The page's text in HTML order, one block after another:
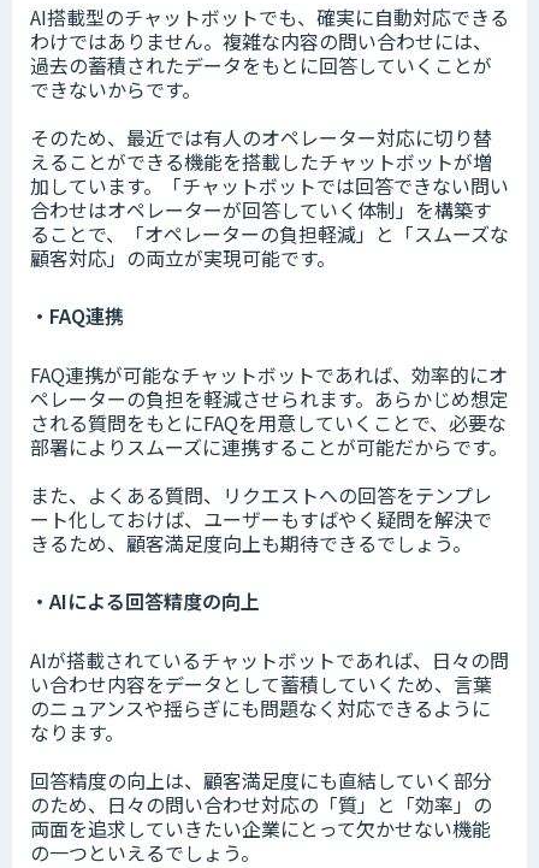
AI搭載型のチャットボットでも、確実に自動対応できる
わけではありません。複雑な内容の問い合わせには、
過去の蓄積されたデータをもとに回答していくことが
できないからです。
そのため、最近では有人のオペレーター対応に切り替
えることができる機能を搭載したチャットボットが増
加しています。「チャットボットでは回答できない問い
合わせはオペレーターが回答していく体制」を構築す
ることで、「オペレーターの負担軽減」と「スムーズな
顧客対応」の両立が実現可能です。
・FAQ連携
FAQ連携が可能なチャットボットであれば、効率的にオ
ペレーターの負担を軽減させられます。あらかじめ想定
される質問をもとにFAQを用意していくことで、必要な
部署によりスムーズに連携することが可能だからです。
また、よくある質問、リクエストへの回答をテンプレ
ート化しておけば、ユーザーもすばやく疑問を解決で
きるため、顧客満足度向上も期待できるでしょう。
・AIによる回答精度の向上
AIが搭載されているチャットボットであれば、日々の問
い合わせ内容をデータとして蓄積していくため、言葉
のニュアンスや揺らぎにも問題なく対応できるように
なります。
回答精度の向上は、顧客満足度にも直結していく部分
のため、日々の問い合わせ対応の「質」と「効率」の
両面を追求していきたい企業にとって欠かせない機能
の一つといえるでしょう。